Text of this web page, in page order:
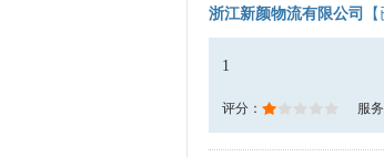
浙江新颜物流有限公司
1
评分： 服